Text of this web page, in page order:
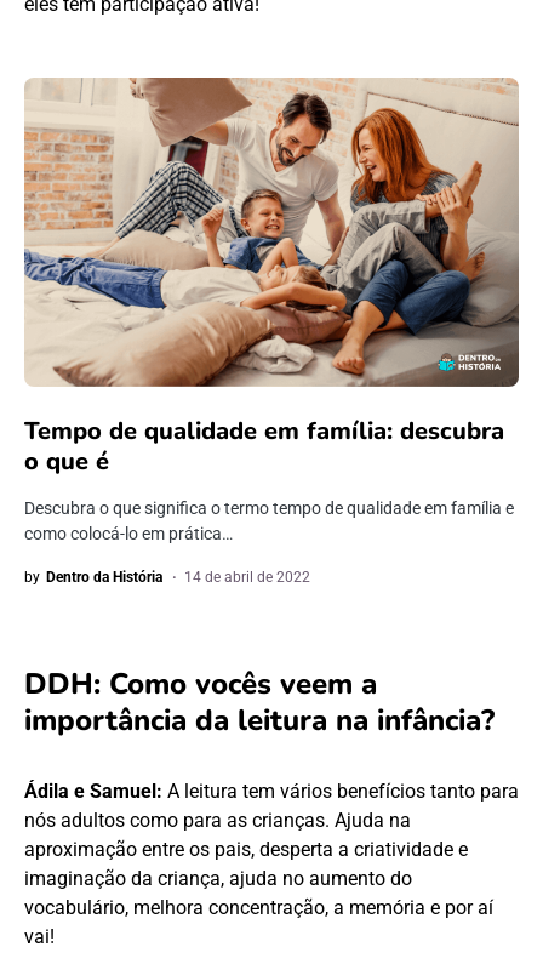
Tempo de qualidade em família: descubra
o que é
Descubra o que significa o termo tempo de qualidade em família e
como colocá-lo em prática…
by Dentro da História 14 de abril de 2022
DDH: Como vocês veem a
importância da leitura na infância?
Ádila e Samuel: A leitura tem vários benefícios tanto para
nós adultos como para as crianças. Ajuda na
aproximação entre os pais, desperta a criatividade e
imaginação da criança, ajuda no aumento do
vocabulário, melhora concentração, a memória e por aí
vai!